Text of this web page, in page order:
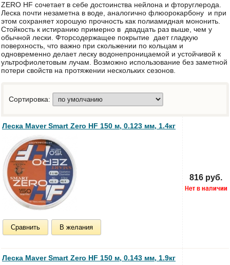
ZERO HF сочетает в себе достоинства нейлона и фторуглерода.
Леска почти незаметна в воде, аналогично флюорокарбону и при
этом сохраняет хорошую прочность как полиамидная мононить.
Стойкость к истиранию примерно в двадцать раз выше, чем у
обычной лески. Фторсодержащее покрытие дает гладкую
поверхность, что важно при скольжении по кольцам и
одновременно делает леску водонепроницаемой и устойчивой к
ультрофиолетовым лучам. Возможно использование без заметной
потери свойств на протяжении нескольких сезонов.
Сортировка:
Леска Maver Smart Zero HF 150 м, 0.123 мм, 1.4кг
Сравнить В желания
816 руб.
Леска Maver Smart Zero HF 150 м, 0.143 мм, 1.9кг